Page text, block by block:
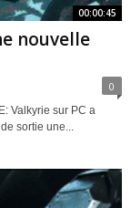
00:00:45
nouvelle
0
Valkyrie sur PC a
sortie une...